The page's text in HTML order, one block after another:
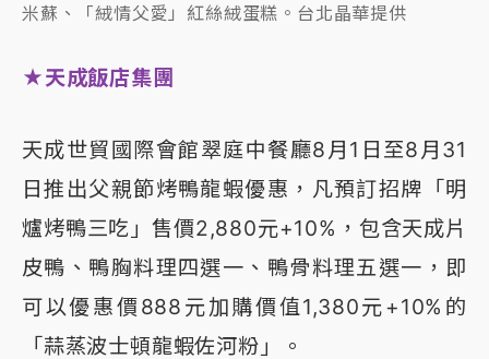
米蘇、「絨情父愛」紅絲絨蛋糕。台北晶華提供
★天成飯店集團
天成世貿國際會館翠庭中餐廳8月1日至8月31
日推出父親節烤鴨龍蝦優惠，凡預訂招牌「明
爐烤鴨三吃」售價2,880元+10%，包含天成片
皮鴨、鴨胸料理四選一、鴨骨料理五選一，即
可以優惠價888元加購價值1,380元+10%的
「蒜蒸波士頓龍蝦佐河粉」。